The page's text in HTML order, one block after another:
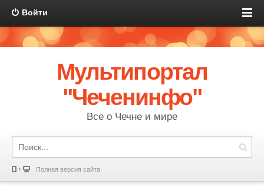
Войти
Мультипортал
"Чеченинфо"
Все о Чечне и мире
Полная версия сайта